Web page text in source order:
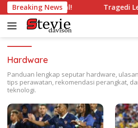
Langsung
ke
konten
Breaking News
di Semifinal! Tragedi Les
Hardware
Panduan lengkap seputar hardware,
tips perawatan, rekomendasi perangkat,
teknologi.